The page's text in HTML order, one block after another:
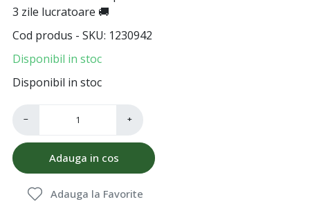
3 zile lucratoare 🚚
Cod produs - SKU 1230942
Disponibil in stoc
Disponibil in stoc
− +
Adauga in cos
Adauga la Favorite